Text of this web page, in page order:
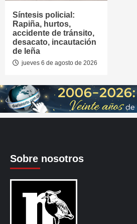
Síntesis policial:
Rapiña, hurtos,
accidente de tránsito,
desacato, incautación
de leña
jueves 6 de agosto de 2026
Sobre nosotros